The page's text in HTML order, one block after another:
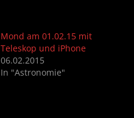
Mond am 01.02.15 mit
Teleskop und iPhone
06.02.2015
In "Astronomie"